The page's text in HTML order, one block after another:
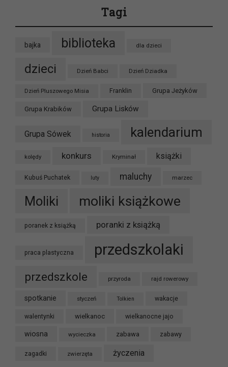
Tagi
bajka biblioteka dla dzieci
dzieci Dzień Babci Dzień Dziadka
Dzień Pluszowego Misia Franklin Grupa Jeżyków
Grupa Krabików Grupa Lisków
Grupa Sówek historia kalendarium
kolędy konkurs Kryminał książki
Kubuś Puchatek luty maluchy marzec
Moliki moliki książkowe
poranek z książką poranki z książką
praca plastyczna przedszkolaki
przedszkole przyroda rajd rowerowy
spotkanie styczeń Tolkien wakacje
walentynki wielkanoc wielkanocne jajo
wiosna wycieczka zabawa zabawy
zagadki zwierzęta życzenia